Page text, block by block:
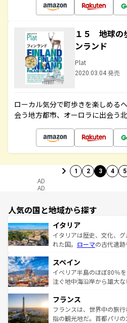
１５ 地球
ンランド
Plat
2020.03.04 発売
ローカル気分で町歩きを楽しめる
会う地方都市、オーロラに出会う
1 2 3 4 5
AD
AD
人気の国と地域から探す
イタリア
イタリアは歴史、文化、
れた国。 ローマの古代遺
ろん、トスカーナの美し
景など、自然景観も見逃
ピザやパスタなど、絶品
ませてくれるイタリアで、
なお、新着のイタリア情報
しい。
スペイン
イベリア半島のほぼ80％
注ぐ地中海沿岸から雄大
文化が根付くこの国では、
れる闘牛、そして美味し
る。首都マドリードの洗
フランス
フランスは、世界中の旅
指の観光地だ。首都パリ